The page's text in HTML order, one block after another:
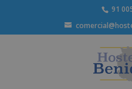
91